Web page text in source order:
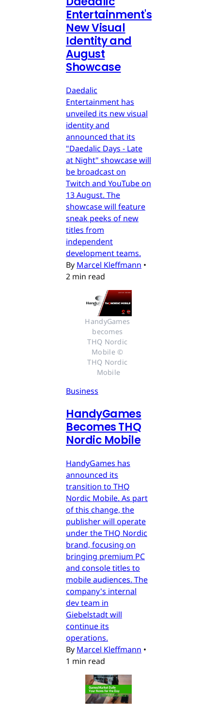
Entertainment's
New Visual
Identity and
August
Showcase
Daedalic
Entertainment has
unveiled its new visual
identity and
announced that its
"Daedalic Days - Late
at Night" showcase will
be broadcast on
Twitch and YouTube on
13 August. The
showcase will feature
sneak peeks of new
titles from
independent
development teams.
By Marcel Kleffmann •
2 min read
HandyGames
becomes
THQ Nordic
Mobile ©
THQ Nordic
Mobile
Business
HandyGames
Becomes THQ
Nordic Mobile
HandyGames has
announced its
transition to THQ
Nordic Mobile. As part
of this change, the
publisher will operate
under the THQ Nordic
brand, focusing on
bringing premium PC
and console titles to
mobile audiences. The
company's internal
dev team in
Giebelstadt will
continue its
operations.
By Marcel Kleffmann •
1 min read